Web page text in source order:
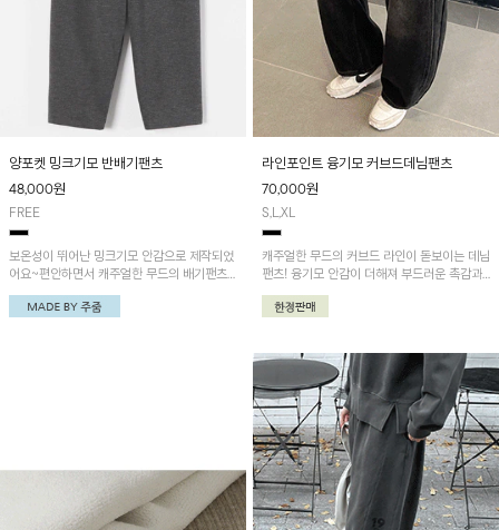
양포켓 밍크기모 반배기팬츠
48,000원
FREE
보온성이 뛰어난 밍크기모 안감으로 제작되었
어요~편안하면서 캐주얼한 무드의 배기팬츠
랍니다
라인포인트 융기모 커브드데님팬츠
70,000원
S,L,XL
캐주얼한 무드의 커브드 라인이 돋보이는 데님
팬츠! 융기모 안감이 더해져 부드러운 촉감과
보온감이 느껴져요~